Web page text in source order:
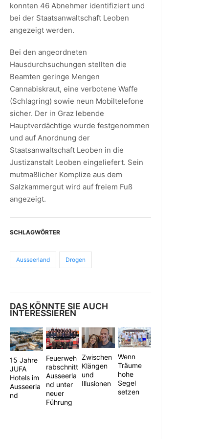
konnten 46 Abnehmer identifiziert und
bei der Staatsanwaltschaft Leoben
angezeigt werden.
Bei den angeordneten
Hausdurchsuchungen stellten die
Beamten geringe Mengen
Cannabiskraut, eine verbotene Waffe
(Schlagring) sowie neun Mobiltelefone
sicher. Der in Graz lebende
Hauptverdächtige wurde festgenommen
und auf Anordnung der
Staatsanwaltschaft Leoben in die
Justizanstalt Leoben eingeliefert. Sein
mutmaßlicher Komplize aus dem
Salzkammergut wird auf freiem Fuß
angezeigt.
SCHLAGWÖRTER
Ausseerland Drogen
DAS KÖNNTE SIE AUCH
INTERESSIEREN
15 Jahre
JUFA
Hotels im
Ausseerla
nd
Feuerweh
rabschnitt
Ausseerla
nd unter
neuer
Führung
Zwischen
Klängen
und
Illusionen
Wenn
Träume
hohe
Segel
setzen